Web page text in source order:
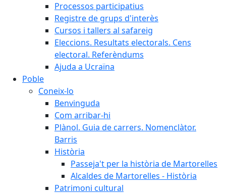
Processos participatius
Registre de grups d'interès
Cursos i tallers al safareig
Eleccions. Resultats electorals. Cens
electoral. Referèndums
Ajuda a Ucraïna
Poble
Coneix-lo
Benvinguda
Com arribar-hi
Plànol. Guia de carrers. Nomenclàtor.
Barris
Història
Passeja't per la història de Martorelles
Alcaldes de Martorelles - Història
Patrimoni cultural